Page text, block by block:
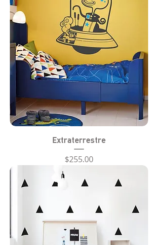
Extraterrestre
Precio
$255.00